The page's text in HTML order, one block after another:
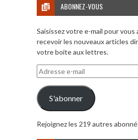
ABONNEZ-VOUS
Saisissez votre e-mail pour vous
recevoir les nouveaux articles
votre boite aux lettres.
Adresse
e-
mail
S'abonner
Rejoignez les 219 autres